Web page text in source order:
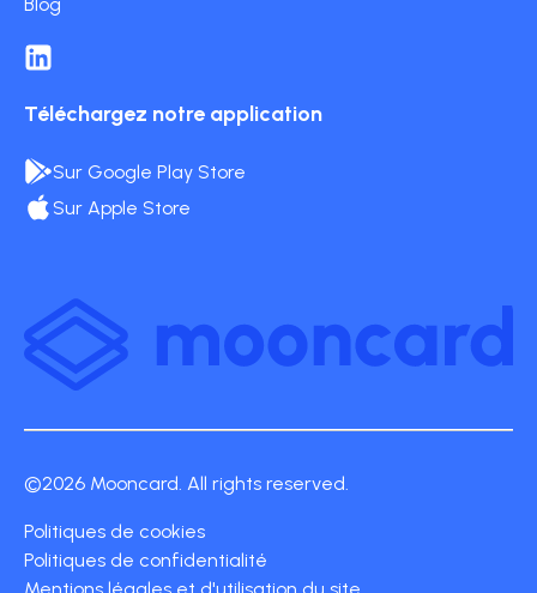
Téléchargez notre application
Sur Google Play Store
Sur Apple Store
©2026 Mooncard. All rights reserved.
Politiques de cookies
Politiques de confidentialité